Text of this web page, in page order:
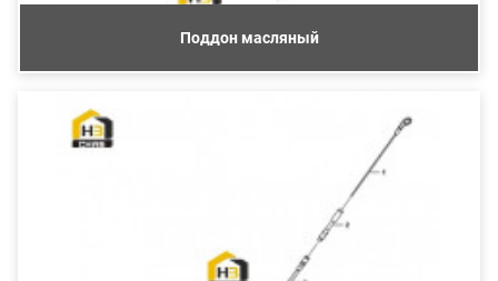
Поддон масляный